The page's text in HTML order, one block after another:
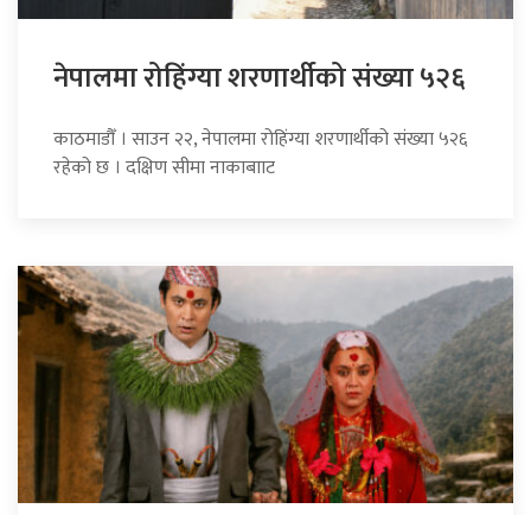
नेपालमा रोहिंग्या शरणार्थीको संख्या ५२६
काठमाडौँ । साउन २२, नेपालमा रोहिंग्या शरणार्थीको संख्या ५२६
रहेको छ । दक्षिण सीमा नाकाबााट